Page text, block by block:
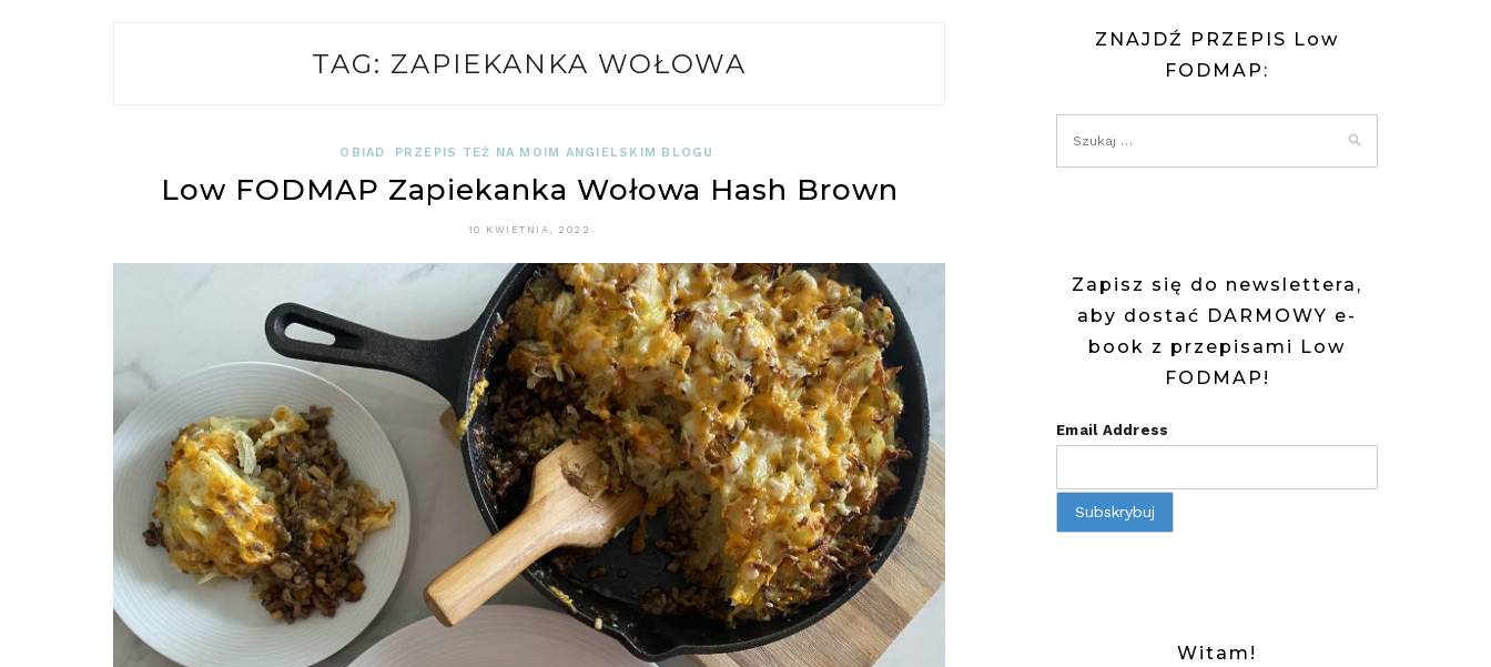
TAG: ZAPIEKANKA WOŁOWA
OBIAD PRZEPIS TEŻ NA MOIM ANGIELSKIM BLOGU
Low FODMAP Zapiekanka Wołowa Hash Brown
10 KWIETNIA, 2022
ZNAJDŹ PRZEPIS Low
FODMAP:
Zapisz się do newslettera,
aby dostać DARMOWY e-
book z przepisami Low
FODMAP!
Email Address
Witam!